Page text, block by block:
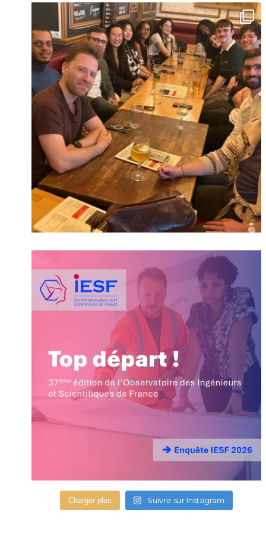
Charger plus Suivre sur Instagram